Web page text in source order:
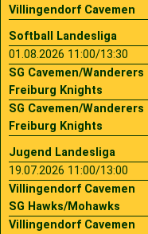
Villingendorf Cavemen
Softball Landesliga
01.08.2026 11:00/13:30
SG Cavemen/Wanderers
Freiburg Knights
SG Cavemen/Wanderers
Freiburg Knights
Jugend Landesliga
19.07.2026 11:00/13:00
Villingendorf Cavemen
SG Hawks/Mohawks
Villingendorf Cavemen